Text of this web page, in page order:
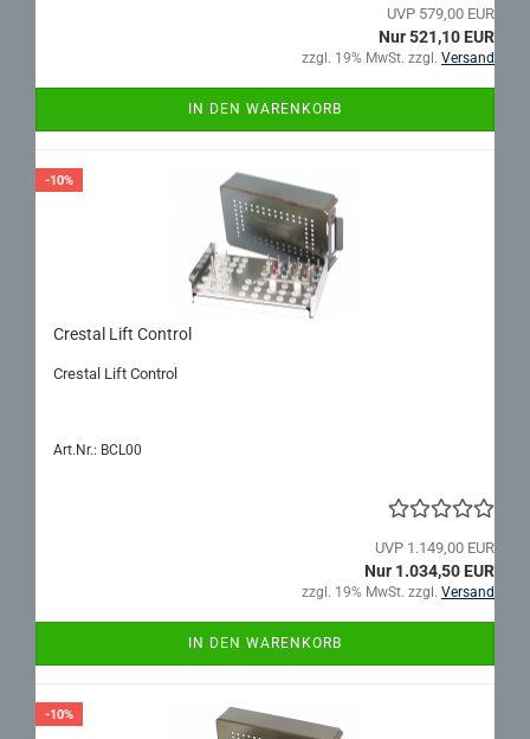
UVP 579,00 EUR
Nur 521,10 EUR
zzgl. 19% MwSt. zzgl. Versand
IN DEN WARENKORB
-10%
Cres­tal Lift Con­trol
Cres­tal Lift Con­trol
Art.Nr.: BCL00
UVP 1.149,00 EUR
Nur 1.034,50 EUR
zzgl. 19% MwSt. zzgl. Versand
IN DEN WARENKORB
-10%